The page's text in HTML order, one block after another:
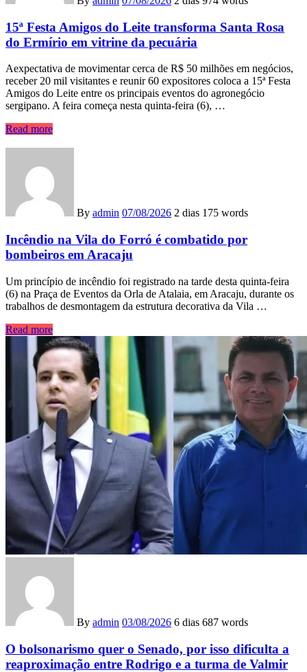
15ª Festa Amigos do Leite transforma Santa Rosa
do Ermírio em vitrine da pecuária
Aexpectativa de movimentar cerca de R$ 50 milhões em negócios,
receber 20 mil visitantes e reunir 60 expositores coloca a 15ª Festa
Amigos do Leite entre os principais eventos do agronegócio
sergipano. A feira começa nesta quinta-feira (6), …
Read more
By admin 07/08/2026 2 dias 175 words
Incêndio na Vila do Forró é combatido por
bombeiros em Aracaju
Um princípio de incêndio foi registrado na tarde desta quinta-feira
(6) na Praça de Eventos da Orla de Atalaia, em Aracaju, durante os
trabalhos de desmontagem da estrutura decorativa da Vila …
Read more
By admin 03/08/2026 6 dias 687 words
O bolsonarismo quer o Senado, por isso dificulta a
reaproximação entre Rodrigo e a turma de Valmir